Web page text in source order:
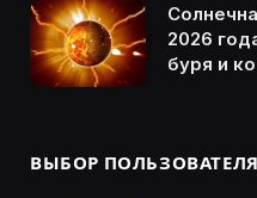
2026
буря и
ВЫБОР ПОЛЬЗОВАТЕЛЯ